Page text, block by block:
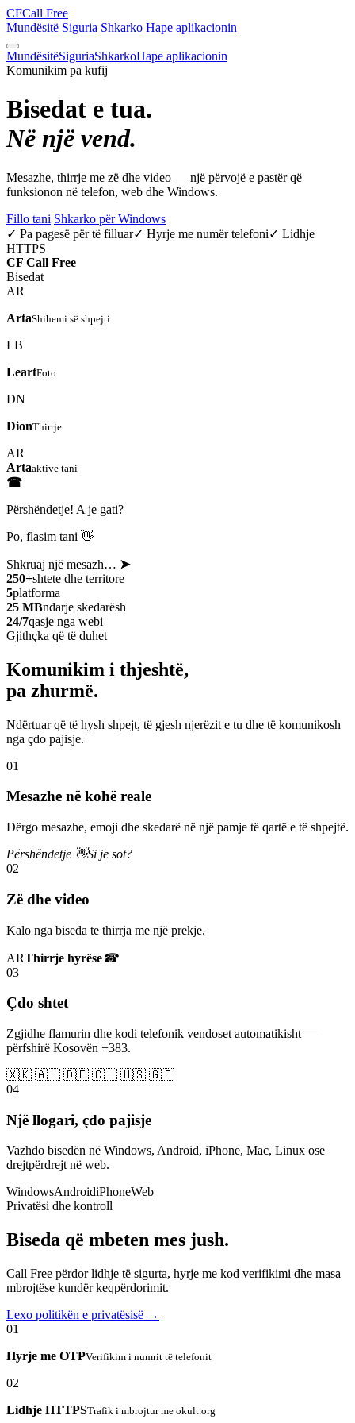
CFCall Free
Mundësitë Siguria Shkarko Hape aplikacionin
MundësitëSiguriaShkarkoHape aplikacionin
Komunikim pa kufij
Bisedat e tua.
Në një vend.
Mesazhe, thirrje me zë dhe video — një përvojë e pastër që
funksionon në telefon, web dhe Windows.
Fillo tani Shkarko për Windows
✓ Pa pagesë për të filluar✓ Hyrje me numër telefoni✓ Lidhje
HTTPS
CF Call Free
Bisedat
AR
ArtaShihemi së shpejti
LB
LeartFoto
DN
DionThirrje
AR
Artaaktive tani
☎
Përshëndetje! A je gati?
Po, flasim tani 👋
Shkruaj një mesazh… ➤
250+shtete dhe territore
5platforma
25 MBndarje skedarësh
24/7qasje nga webi
Gjithçka që të duhet
Komunikim i thjeshtë,
pa zhurmë.
Ndërtuar që të hysh shpejt, të gjesh njerëzit e tu dhe të komunikosh
nga çdo pajisje.
01
Mesazhe në kohë reale
Dërgo mesazhe, emoji dhe skedarë në një pamje të qartë e të shpejtë.
Përshëndetje 👋Si je sot?
02
Zë dhe video
Kalo nga biseda te thirrja me një prekje.
ARThirrje hyrëse☎
03
Çdo shtet
Zgjidhe flamurin dhe kodi telefonik vendoset automatikisht —
përfshirë Kosovën +383.
🇽🇰 🇦🇱 🇩🇪 🇨🇭 🇺🇸 🇬🇧
04
Një llogari, çdo pajisje
Vazhdo bisedën në Windows, Android, iPhone, Mac, Linux ose
drejtpërdrejt në web.
WindowsAndroidiPhoneWeb
Privatësi dhe kontroll
Biseda që mbeten mes jush.
Call Free përdor lidhje të sigurta, hyrje me kod verifikimi dhe masa
mbrojtëse kundër keqpërdorimit.
Lexo politikën e privatësisë →
01
Hyrje me OTPVerifikim i numrit të telefonit
02
Lidhje HTTPSTrafik i mbrojtur me okult.org